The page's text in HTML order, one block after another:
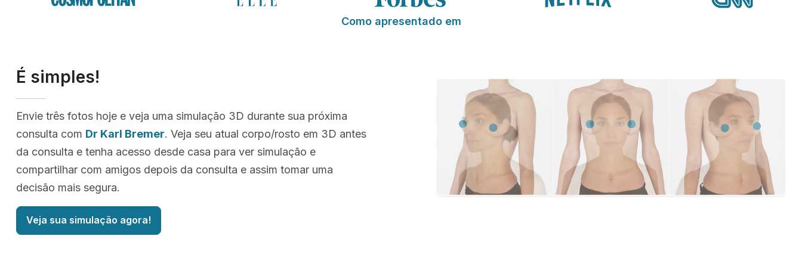
Como apresentado em
É simples!
Envie três fotos hoje e veja uma simulação 3D durante sua próxima
consulta com Dr Karl Bremer. Veja seu atual corpo/rosto em 3D antes
da consulta e tenha acesso desde casa para ver simulação e
compartilhar com amigos depois da consulta e assim tomar uma
decisão mais segura.
Veja sua simulação agora!